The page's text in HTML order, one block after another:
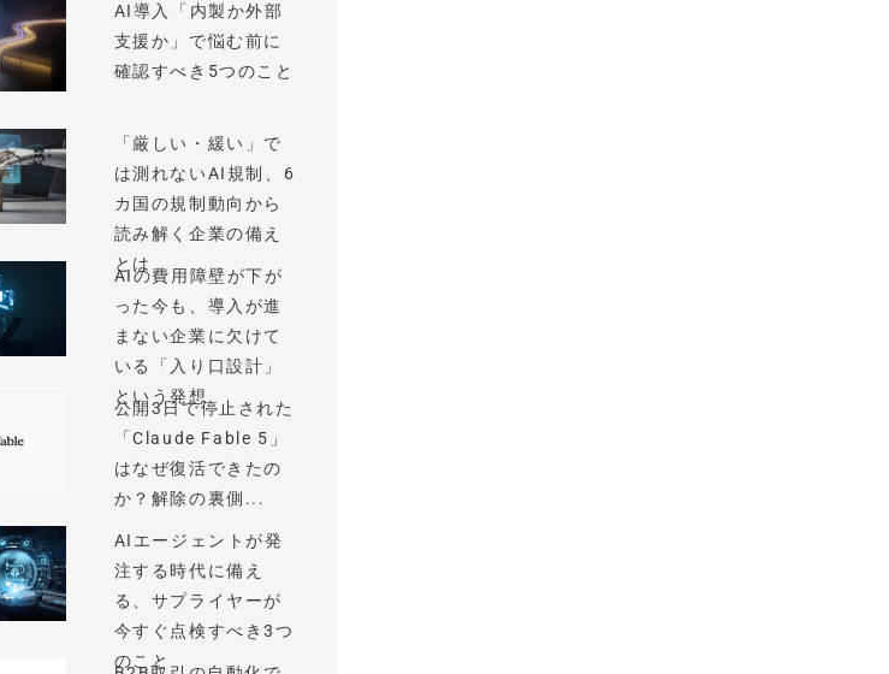
AI導入「内製か外部
支援か」で悩む前に
確認すべき5つのこと
「厳しい・緩い」で
は測れないAI規制、6
カ国の規制動向から
読み解く企業の備え
とは
AIの費用障壁が下が
った今も、導入が進
まない企業に欠けて
いる「入り口設計」
という発想
公開3日で停止された
「Claude Fable 5」
はなぜ復活できたの
か？解除の裏側...
AIエージェントが発
注する時代に備え
る、サプライヤーが
今すぐ点検すべき3つ
のこと